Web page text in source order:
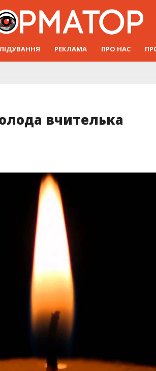
РЕКЛАМА ПРО НАС
вчителька